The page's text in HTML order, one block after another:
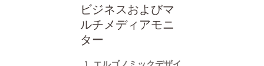
ビジネスおよびマ
ルチメディアモニ
ター